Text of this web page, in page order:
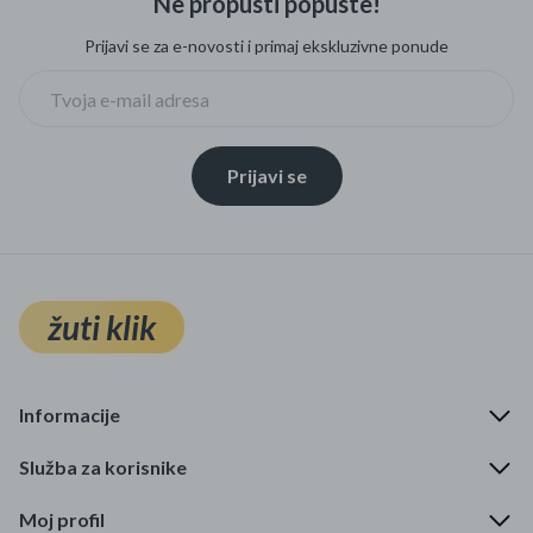
Prijavi se za e-novosti i primaj ekskluzivne ponude
Prijavi se
žuti klik
Informacije
Služba za korisnike
Moj profil